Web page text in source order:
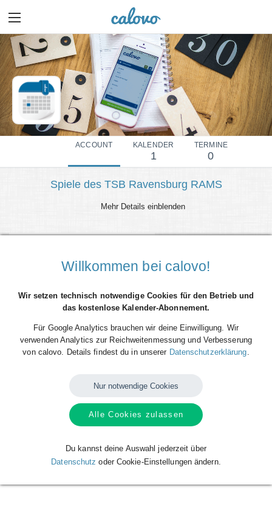
ACCOUNT KALENDER
1
TERMINE
0
Spiele des TSB Ravensburg RAMS
Mehr Details einblenden
Die TSB Ravensburg RAMS sind die 1 Herrenmannschaft der
Handballabteilung des TSB Ravensburg e.V.. Hier findet ihr alle
VerfügbareKalendervonSpiele des TSB
Ravensburg RAMS
Willkommen bei calovo!
Wir setzen technisch notwendige Cookies für den Betrieb und
das kostenlose Kalender-Abonnement.
Für Google Analytics brauchen wir deine Einwilligung. Wir
verwenden Analytics zur Reichweitenmessung und Verbesserung
von calovo. Details findest du in unserer Datenschutzerklärung.
Nur notwendige Cookies
Alle Cookies zulassen
Du kannst deine Auswahl jederzeit über
Datenschutz oder Cookie-Einstellungen ändern.